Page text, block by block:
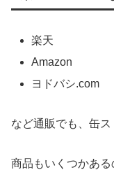
楽天
Amazon
ヨドバシ.com
など通販でも、缶ス
商品もいくつかあ